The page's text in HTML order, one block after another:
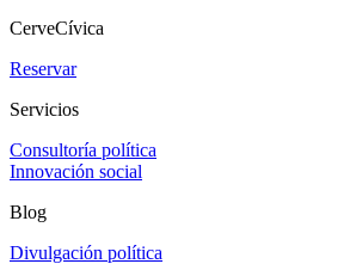
CerveCívica
Reservar
Servicios
Consultoría política
Innovación social
Blog
Divulgación política